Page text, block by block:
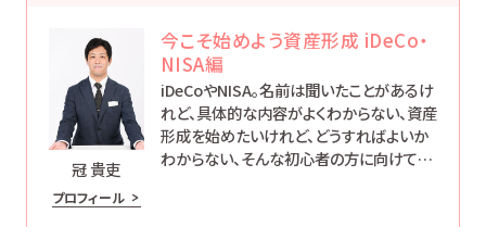
冠 貴吏
プロフィール
今こそ始めよう資産形成 iDeCo・
NISA編
iDeCoやNISA。名前は聞いたことがあるけ
れど、具体的な内容がよくわからない、資産
形成を始めたいけれど、どうすればよいか
わからない、そんな初心者の方に向けて、